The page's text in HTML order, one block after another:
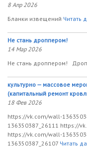
8 Апр 2026
Бланки извещений Читать
Не стань дроппером!
14 Мар 2026
Не стань дроппером!
культурно — массовое
(капитальный ремонт
18 Фев 2026
https://vk.com/wall-
136350387_26111 https://
https://vk.com/wall-
136350387_26107 Читать